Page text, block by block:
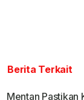
Berita Terkait
Mentan Pastikan